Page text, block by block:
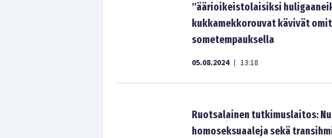
”äärioikeistolaisiksi
kukkamekkorouvat kävivät
sometempauksella
05.08.2024 | 13:18
Ruotsalainen tutkimuslaitos:
homoseksuaaleja sekä